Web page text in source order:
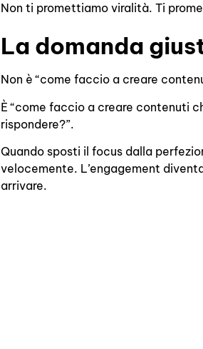
Non ti promettiamo viralità. Ti
La domanda
Non è “come faccio a creare
È “come faccio a creare contenuti
rispondere?”.
Quando sposti il focus dalla
velocemente. L’engagement
arrivare.